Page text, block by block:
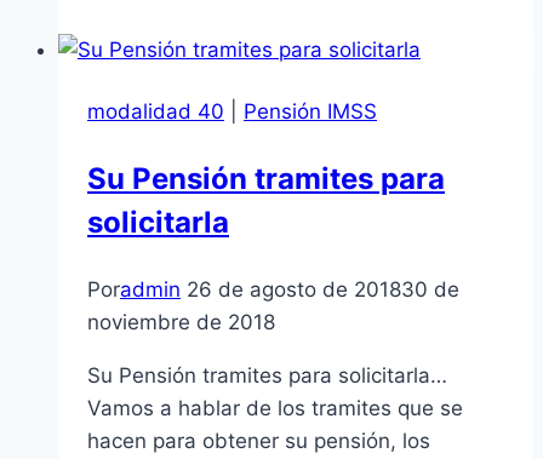
40
modalidad 40 Pensión IMSS
Su Pensión tramites para
solicitarla
Poradmin 26 de agosto de 201830 de
noviembre de 2018
Su Pensión tramites para solicitarla…
Vamos a hablar de los tramites que se
hacen para obtener su pensión, los